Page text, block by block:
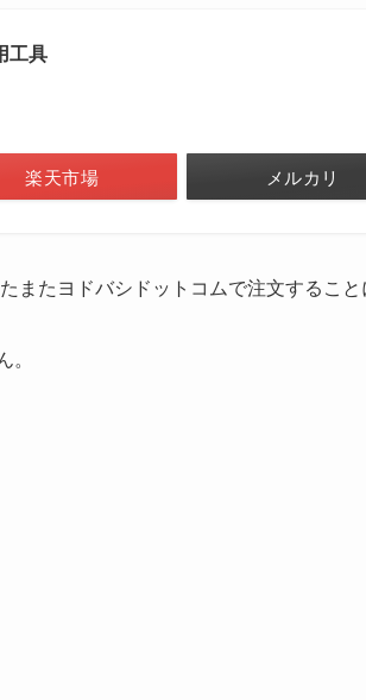
工具
楽天市場 メルカリ
たヨドバシドットコムで注文すること